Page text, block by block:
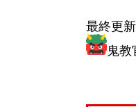
最終更
鬼教